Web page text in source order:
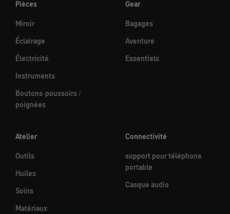
Pièces
Miroir
Éclairage
Électricité
Instruments
Boutons-poussoirs /
poignées
Gear
Bagages
Aventure
Essentiels
Atelier
Outils
Huiles
Soins
Matériaux
Connectivité
support pour téléphone
portable
Casque audio